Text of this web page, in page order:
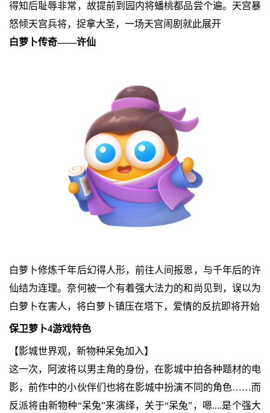
得知后耻辱非常，故提前到园内将蟠桃都品尝个遍。天宫暴
怒倾天宫兵将，捉拿大圣，一场天宫闹剧就此展开
白萝卜传奇——许仙
白萝卜修炼千年后幻得人形，前往人间报恩，与千年后的许
仙结为连理。奈何被一个有着强大法力的和尚见到，误以为
白萝卜在害人，将白萝卜镇压在塔下，爱情的反抗即将开始
保卫萝卜4游戏特色
【影城世界观，新物种呆兔加入】
这一次，阿波将以男主角的身份，在影城中拍各种题材的电
影，前作中的小伙伴们也将在影城中扮演不同的角色……而
反派将由新物种“呆兔”来演绎，关于“呆兔”，嗯....是个强大